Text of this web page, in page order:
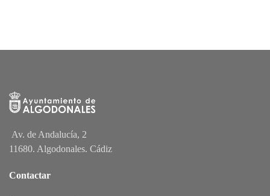
Av. de Andalucía, 2
11680. Algodonales. Cádiz
Contactar